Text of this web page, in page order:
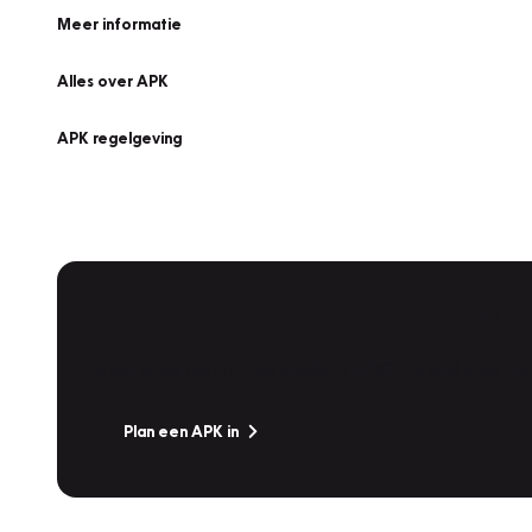
Meer informatie
Alles over APK
APK regelgeving
Plan een APK in